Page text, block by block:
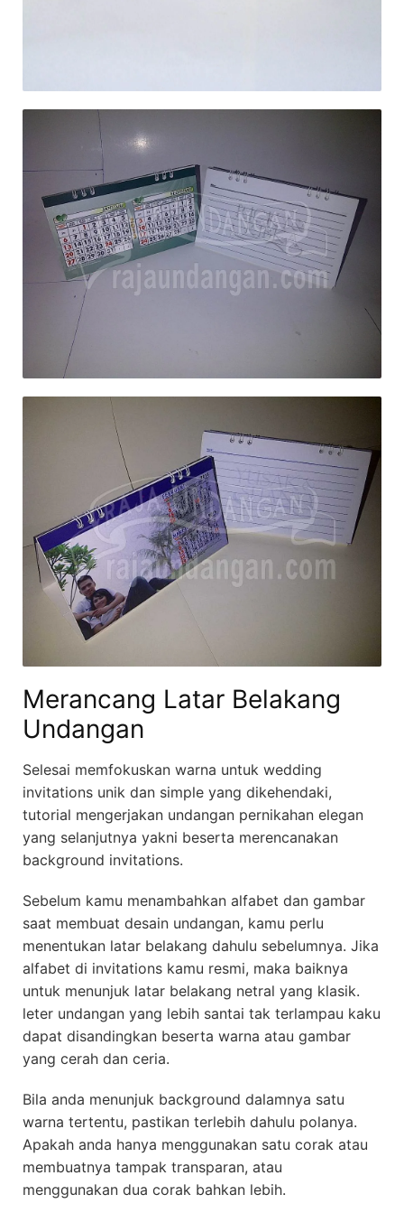
Merancang Latar Belakang
Undangan
Selesai memfokuskan warna untuk wedding
invitations unik dan simple yang dikehendaki,
tutorial mengerjakan undangan pernikahan elegan
yang selanjutnya yakni beserta merencanakan
background invitations.
Sebelum kamu menambahkan alfabet dan gambar
saat membuat desain undangan, kamu perlu
menentukan latar belakang dahulu sebelumnya. Jika
alfabet di invitations kamu resmi, maka baiknya
untuk menunjuk latar belakang netral yang klasik.
leter undangan yang lebih santai tak terlampau kaku
dapat disandingkan beserta warna atau gambar
yang cerah dan ceria.
Bila anda menunjuk background dalamnya satu
warna tertentu, pastikan terlebih dahulu polanya.
Apakah anda hanya menggunakan satu corak atau
membuatnya tampak transparan, atau
menggunakan dua corak bahkan lebih.